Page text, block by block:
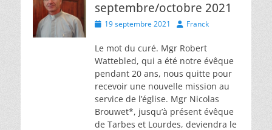
septembre/octobre 2021
Posted19 septembre 2021 AuthorFranck
Le mot du curé. Mgr Robert
Wattebled, qui a été notre évêque
pendant 20 ans, nous quitte pour
recevoir une nouvelle mission au
service de l’église. Mgr Nicolas
Brouwet*, jusqu’à présent évêque
de Tarbes et Lourdes, deviendra le